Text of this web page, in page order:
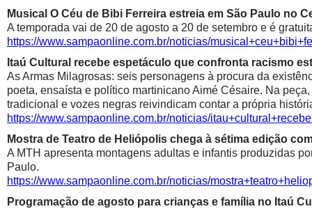
Musical O Céu de Bibi Ferreira estreia em São Paulo no
A temporada vai de 20 de agosto a 20 de setembro e é
https://www.sampaonline.com.br/noticias/
Itaú Cultural recebe espetáculo que confronta racismo
As Armas Milagrosas: seis personagens à procura da
poeta, ensaísta e político martinicano Aimé Césaire. Na
tradicional e vozes negras reivindicam contar a própria
https://www.sampaonline.com.br/noticias/
Mostra de Teatro de Heliópolis chega à sétima edição
A MTH apresenta montagens adultas e infantis produzidas
Paulo.
https://www.sampaonline.com.br/noticias/
Programação de agosto para crianças e família no Itaú